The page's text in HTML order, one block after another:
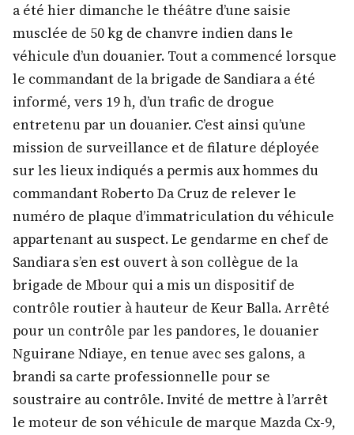
a été hier dimanche le théâtre d’une saisie
musclée de 50 kg de chanvre indien dans le
véhicule d’un douanier. Tout a commencé lorsque
le commandant de la brigade de Sandiara a été
informé, vers 19 h, d’un trafic de drogue
entretenu par un douanier. C’est ainsi qu’une
mission de surveillance et de filature déployée
sur les lieux indiqués a permis aux hommes du
commandant Roberto Da Cruz de relever le
numéro de plaque d’immatriculation du véhicule
appartenant au suspect. Le gendarme en chef de
Sandiara s’en est ouvert à son collègue de la
brigade de Mbour qui a mis un dispositif de
contrôle routier à hauteur de Keur Balla. Arrêté
pour un contrôle par les pandores, le douanier
Nguirane Ndiaye, en tenue avec ses galons, a
brandi sa carte professionnelle pour se
soustraire au contrôle. Invité de mettre à l’arrêt
le moteur de son véhicule de marque Mazda Cx-9,